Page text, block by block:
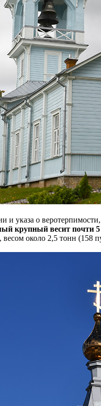
указа о
крупный весит почти 5
около 2,5 тонн (158